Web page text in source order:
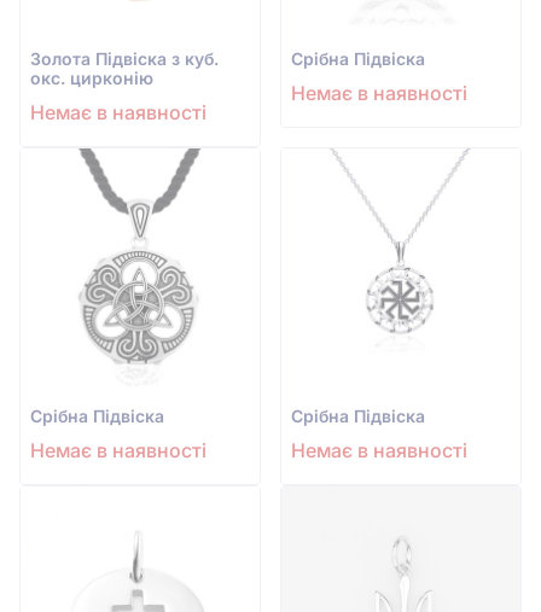
Золота Підвіска з куб.
окс. цирконію
Немає в наявності
Срiбна Підвіска
Немає в наявності
Срiбна Підвіска
Немає в наявності
Срiбна Підвіска
Немає в наявності